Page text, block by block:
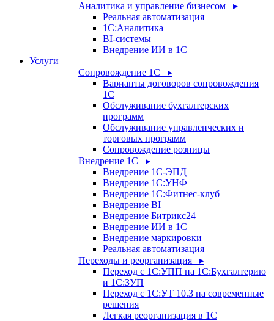
Аналитика и управление бизнесом ▸
Реальная автоматизация
1С:Аналитика
BI-системы
Внедрение ИИ в 1С
Услуги
Сопровождение 1С ▸
Варианты договоров сопровождения
1С
Обслуживание бухгалтерских
программ
Обслуживание управленческих и
торговых программ
Сопровождение розницы
Внедрение 1С ▸
Внедрение 1С-ЭПД
Внедрение 1С:УНФ
Внедрение 1С:Фитнес-клуб
Внедрение BI
Внедрение Битрикс24
Внедрение ИИ в 1С
Внедрение маркировки
Реальная автоматизация
Переходы и реорганизация ▸
Переход с 1С:УПП на 1С:Бухгалтерию
и 1С:ЗУП
Переход с 1С:УТ 10.3 на современные
решения
Легкая реорганизация в 1С